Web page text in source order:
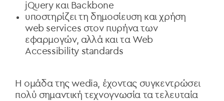
jQuery και Backbone
υποστηρίζει τη δημοσίευση και χρήση
web services στον πυρήνα των
εφαρμογών, αλλά και τα Web
Accessibility standards
Η ομάδα της wedia, έχοντας συγκεντρώσει
πολύ σημαντική τεχνογνωσία τα τελευταία